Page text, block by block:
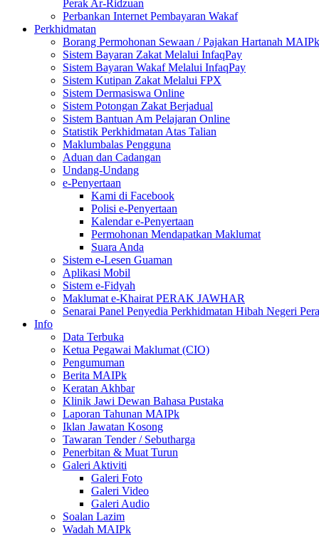
Perak Ar-Ridzuan
Perbankan Internet Pembayaran Wakaf
Perkhidmatan
Borang Permohonan Sewaan / Pajakan Hartanah MAIPk
Sistem Bayaran Zakat Melalui InfaqPay
Sistem Bayaran Wakaf Melalui InfaqPay
Sistem Kutipan Zakat Melalui FPX
Sistem Dermasiswa Online
Sistem Potongan Zakat Berjadual
Sistem Bantuan Am Pelajaran Online
Statistik Perkhidmatan Atas Talian
Maklumbalas Pengguna
Aduan dan Cadangan
Undang-Undang
e-Penyertaan
Kami di Facebook
Polisi e-Penyertaan
Kalendar e-Penyertaan
Permohonan Mendapatkan Maklumat
Suara Anda
Sistem e-Lesen Guaman
Aplikasi Mobil
Sistem e-Fidyah
Maklumat e-Khairat PERAK JAWHAR
Senarai Panel Penyedia Perkhidmatan Hibah Negeri
Info
Data Terbuka
Ketua Pegawai Maklumat (CIO)
Pengumuman
Berita MAIPk
Keratan Akhbar
Klinik Jawi Dewan Bahasa Pustaka
Laporan Tahunan MAIPk
Iklan Jawatan Kosong
Tawaran Tender / Sebutharga
Penerbitan & Muat Turun
Galeri Aktiviti
Galeri Foto
Galeri Video
Galeri Audio
Soalan Lazim
Wadah MAIPk